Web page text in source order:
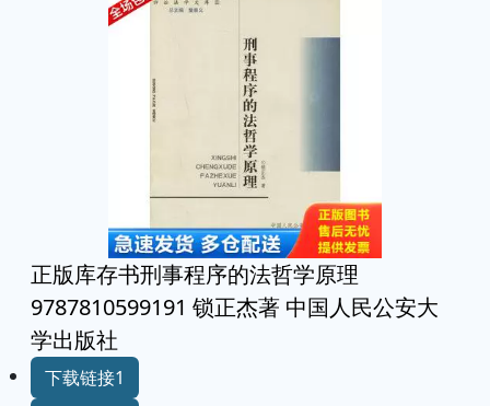
正版库存书刑事程序的法哲学原理
9787810599191 锁正杰著 中国人民公安大
学出版社
下载链接1